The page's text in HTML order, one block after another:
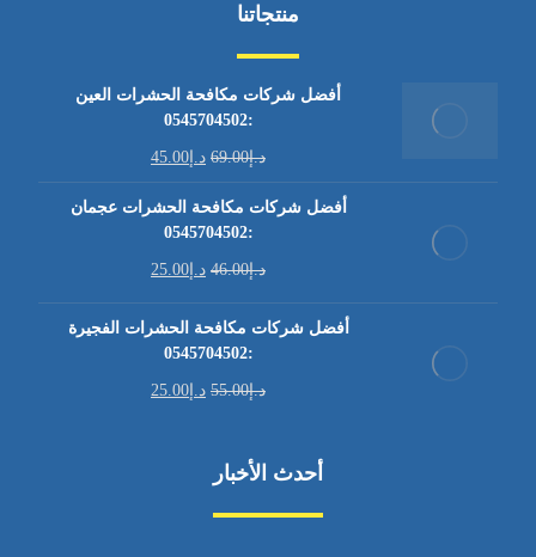
منتجاتنا
أفضل شركات مكافحة الحشرات العين
:0545704502
د.إ69.00 د.إ45.00
أفضل شركات مكافحة الحشرات عجمان
:0545704502
د.إ46.00 د.إ25.00
أفضل شركات مكافحة الحشرات الفجيرة
:0545704502
د.إ55.00 د.إ25.00
أحدث الأخبار